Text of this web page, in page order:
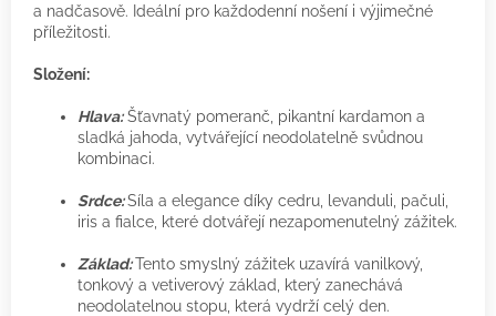
a nadčasově. Ideální pro každodenní nošení i výjimečné
příležitosti.
Složení:
Hlava: Šťavnatý pomeranč, pikantní kardamon a
sladká jahoda, vytvářející neodolatelně svůdnou
kombinaci.
Srdce:Síla a elegance díky cedru, levanduli, pačuli,
iris a fialce, které dotvářejí nezapomenutelný zážitek.
Základ:Tento smyslný zážitek uzavírá vanilkový,
tonkový a vetiverový základ, který zanechává
neodolatelnou stopu, která vydrží celý den.